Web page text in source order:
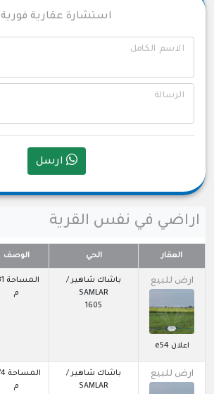
استشارة عقارية فورية
الاسم الكامل
الرسالة
ارسل
اراضي في نفس القرية
العقار الحي الوصف
ارض للبيع
اعلان e54
باشاك شاهير /
SAMLAR
1605
م
ارض للبيع
باشاك شاهير /
SAMLAR
م